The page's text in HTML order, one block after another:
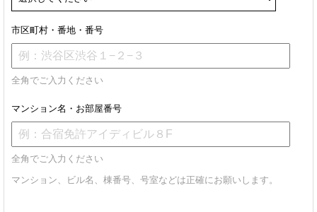
市区町村・番地・番号
全角でご入力ください
マンション名・お部屋番号
全角でご入力ください
マンション、ビル名、棟番号、号室などは正確にお願いします。